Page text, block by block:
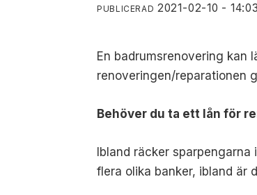
PUBLICERAD 2021-02-10 - 14:03
En badrumsrenovering kan
renoveringen/reparationen
Behöver du ta ett lån för
Ibland räcker
flera olika banker, ibland är